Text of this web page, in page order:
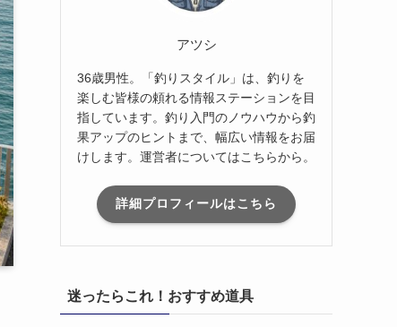
アツシ
36歳男性。「釣りスタイル」は、釣りを
楽しむ皆様の頼れる情報ステーションを目
指しています。釣り入門のノウハウから釣
果アップのヒントまで、幅広い情報をお届
けします。運営者についてはこちらから。
詳細プロフィールはこちら
迷ったらこれ！おすすめ道具